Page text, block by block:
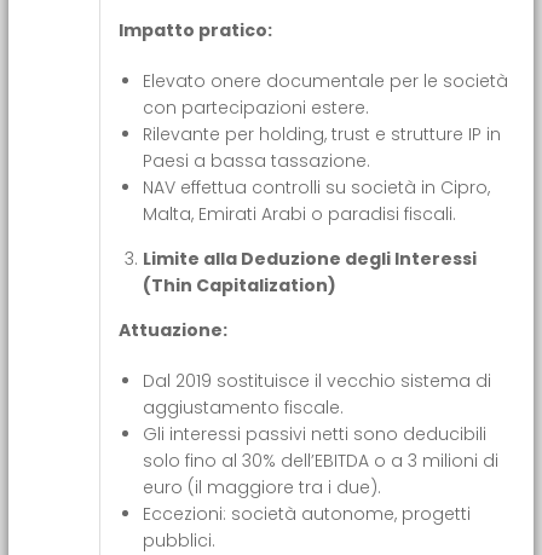
Impatto pratico:
Elevato onere documentale per le società
con partecipazioni estere.
Rilevante per holding, trust e strutture IP in
Paesi a bassa tassazione.
NAV effettua controlli su società in Cipro,
Malta, Emirati Arabi o paradisi fiscali.
Limite alla Deduzione degli Interessi
(Thin Capitalization)
Attuazione:
Dal 2019 sostituisce il vecchio sistema di
aggiustamento fiscale.
Gli interessi passivi netti sono deducibili
solo fino al 30% dell’EBITDA o a 3 milioni di
euro (il maggiore tra i due).
Eccezioni: società autonome, progetti
pubblici.